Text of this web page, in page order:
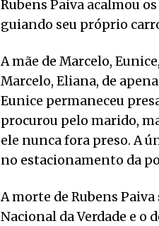
Rubens Paiva acalmou
guiando seu próprio
A mãe de Marcelo,
Marcelo, Eliana, de
Eunice permaneceu
procurou pelo marido,
ele nunca fora preso. A
no estacionamento da
A morte de Rubens
Nacional da Verdade e